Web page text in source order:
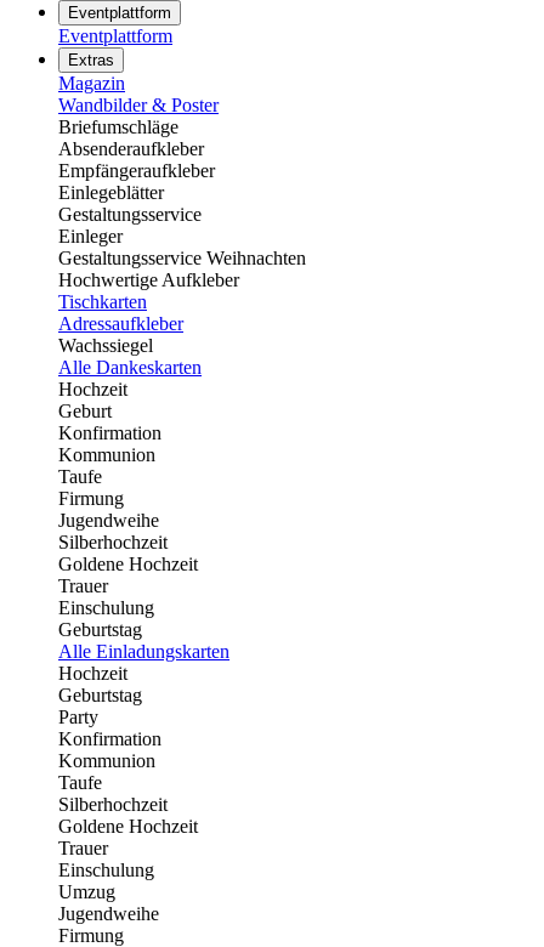
Eventplattform
Eventplattform
Extras
Magazin
Wandbilder & Poster
Briefumschläge
Absenderaufkleber
Empfängeraufkleber
Einlegeblätter
Gestaltungsservice
Einleger
Gestaltungsservice Weihnachten
Hochwertige Aufkleber
Tischkarten
Adressaufkleber
Wachssiegel
Alle Dankeskarten
Hochzeit
Geburt
Konfirmation
Kommunion
Taufe
Firmung
Jugendweihe
Silberhochzeit
Goldene Hochzeit
Trauer
Einschulung
Geburtstag
Alle Einladungskarten
Hochzeit
Geburtstag
Party
Konfirmation
Kommunion
Taufe
Silberhochzeit
Goldene Hochzeit
Trauer
Einschulung
Umzug
Jugendweihe
Firmung